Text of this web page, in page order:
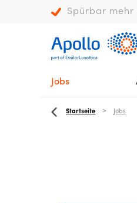
Spürbar
Jobs
Startseite Jobs